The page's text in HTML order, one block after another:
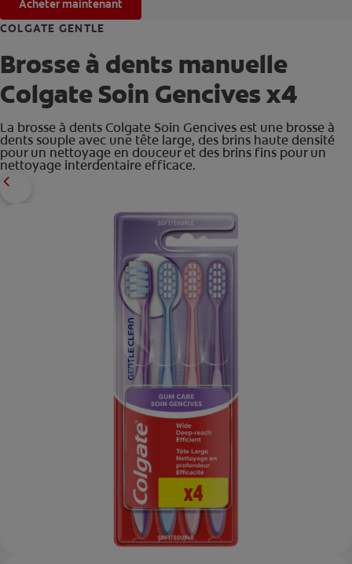
Acheter maintenant
COLGATE GENTLE
Brosse à dents manuelle
Colgate Soin Gencives x4
La brosse à dents Colgate Soin Gencives est une brosse à
dents souple avec une tête large, des brins haute densité
pour un nettoyage en douceur et des brins fins pour un
nettoyage interdentaire efficace.